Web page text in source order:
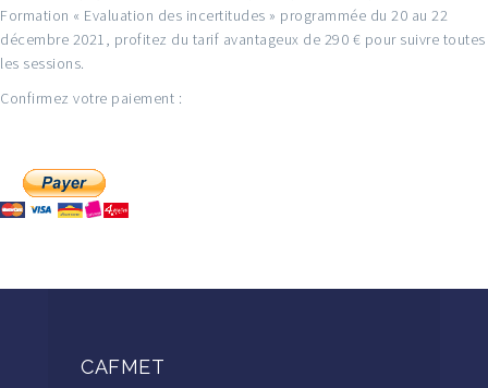
Formation « Evaluation des incertitudes » programmée du 20 au 22
décembre 2021, profitez du tarif avantageux de 290 € pour suivre toutes
les sessions.
Confirmez votre paiement :
CAFMET